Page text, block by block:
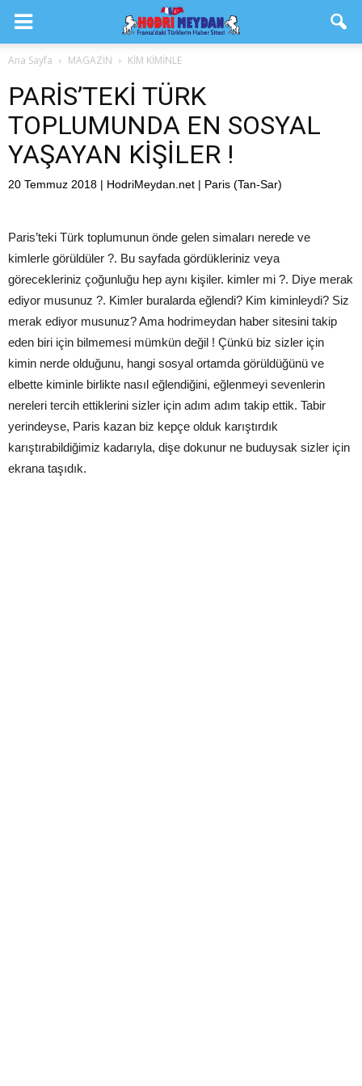
Ana Sayfa MAGAZİN KİM KİMİNLE
PARİS’TEKİ TÜRK
TOPLUMUNDA EN SOSYAL
YAŞAYAN KİŞİLER !
20 Temmuz 2018 | HodriMeydan.net | Paris (Tan-Sar)
Paris’teki Türk toplumunun önde gelen simaları nerede ve
kimlerle görüldüler ?. Bu sayfada gördükleriniz veya
görecekleriniz çoğunluğu hep aynı kişiler. kimler mi ?. Diye merak
ediyor musunuz ?. Kimler buralarda eğlendi? Kim kiminleydi? Siz
merak ediyor musunuz? Ama hodrimeydan haber sitesini takip
eden biri için bilmemesi mümkün değil ! Çünkü biz sizler için
kimin nerde olduğunu, hangi sosyal ortamda görüldüğünü ve
elbette kiminle birlikte nasıl eğlendiğini, eğlenmeyi sevenlerin
nereleri tercih ettiklerini sizler için adım adım takip ettik. Tabir
yerindeyse, Paris kazan biz kepçe olduk karıştırdık
karıştırabildiğimiz kadarıyla, dişe dokunur ne buduysak sizler için
ekrana taşıdık.